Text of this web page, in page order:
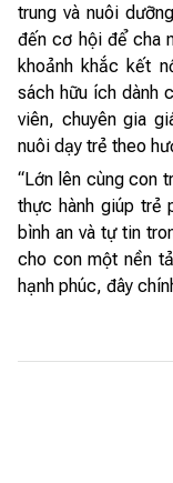
trung và nuôi
đến cơ hội để cha
khoảnh khắc kết
sách hữu ích dành
viên, chuyên gia
nuôi dạy trẻ theo
“Lớn lên cùng con
thực hành giúp trẻ
bình an và tự tin
cho con một nền
hạnh phúc, đây